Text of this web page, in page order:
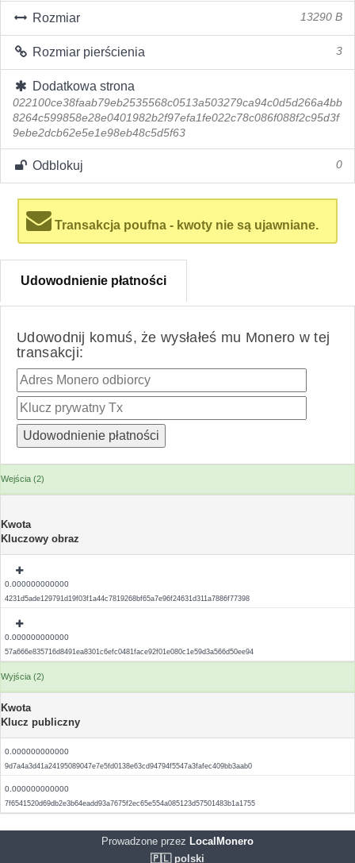
Rozmiar 13290 B
Rozmiar pierścienia 3
Dodatkowa strona
022100ce38faab79eb2535568c0513a503279ca94c0d5d266a4bb
8264c599858e28e0401982b2f97efa1fe022c78c086f088f2c95d3f
9ebe2dcb62e5e1e98eb48c5d5f63
Odblokuj 0
Transakcja poufna - kwoty nie są ujawniane.
Udowodnienie płatności
Udowodnij komuś, że wysłałeś mu Monero w tej
transakcji:
Wejścia (2)
Kwota
Kluczowy obraz
0.000000000000
4231d5ade129791d19f03f1a44c7819268bf65a7e96f24631d311a7886f77398
0.000000000000
57a666e835716d8491ea8301c6efc0481face92f01e080c1e59d3a566d50ee94
Wyjścia (2)
Kwota
Klucz publiczny
0.000000000000
9d7a4a3d41a24195089047e7e5fd0138e63cd94794f5547a3fafec409bb3aab0
0.000000000000
7f6541520d69db2e3b64eadd93a7675f2ec65e554a085123d57501483b1a1755
Prowadzone przez LocalMonero
🇵🇱 polski